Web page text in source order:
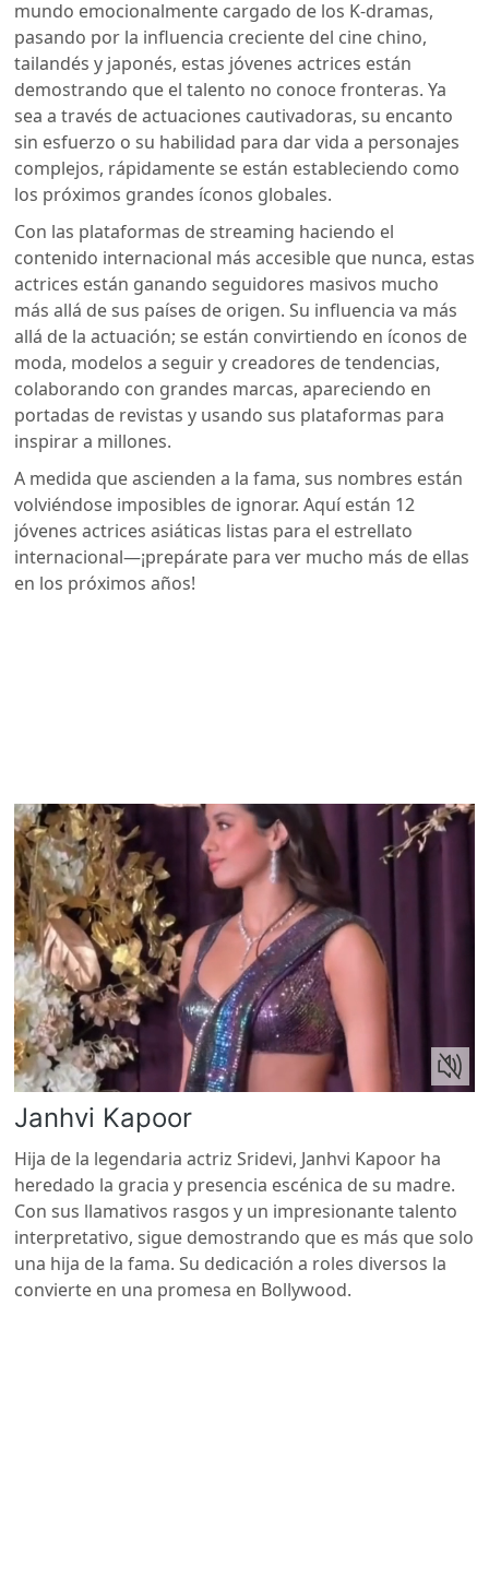
mundo emocionalmente cargado de los K-dramas,
pasando por la influencia creciente del cine chino,
tailandés y japonés, estas jóvenes actrices están
demostrando que el talento no conoce fronteras. Ya
sea a través de actuaciones cautivadoras, su encanto
sin esfuerzo o su habilidad para dar vida a personajes
complejos, rápidamente se están estableciendo como
los próximos grandes íconos globales.
Con las plataformas de streaming haciendo el
contenido internacional más accesible que nunca, estas
actrices están ganando seguidores masivos mucho
más allá de sus países de origen. Su influencia va más
allá de la actuación; se están convirtiendo en íconos de
moda, modelos a seguir y creadores de tendencias,
colaborando con grandes marcas, apareciendo en
portadas de revistas y usando sus plataformas para
inspirar a millones.
A medida que ascienden a la fama, sus nombres están
volviéndose imposibles de ignorar. Aquí están 12
jóvenes actrices asiáticas listas para el estrellato
internacional—¡prepárate para ver mucho más de ellas
en los próximos años!
Janhvi Kapoor
Hija de la legendaria actriz Sridevi, Janhvi Kapoor ha
heredado la gracia y presencia escénica de su madre.
Con sus llamativos rasgos y un impresionante talento
interpretativo, sigue demostrando que es más que solo
una hija de la fama. Su dedicación a roles diversos la
convierte en una promesa en Bollywood.